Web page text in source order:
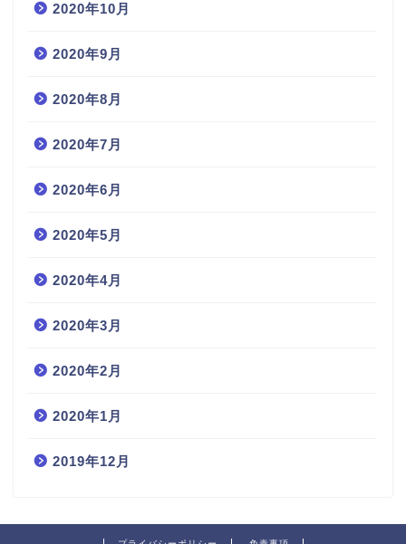
2020年10月
2020年9月
2020年8月
2020年7月
2020年6月
2020年5月
2020年4月
2020年3月
2020年2月
2020年1月
2019年12月